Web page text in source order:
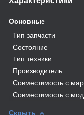
Основные
Тип запчасти
Состояние
Тип техники
Производитель
Совместимость с
Совместимость с
Скрыть